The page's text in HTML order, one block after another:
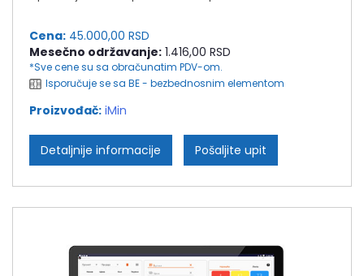
Cena: 45.000,00 RSD
Mesečno održavanje: 1.416,00 RSD
*Sve cene su sa obračunatim PDV-om.
Isporučuje se sa BE - bezbednosnim elementom
Proizvođač: iMin
Detaljnije informacije Pošaljite upit